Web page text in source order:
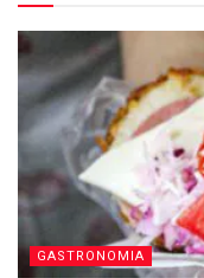
GASTRONOMIA